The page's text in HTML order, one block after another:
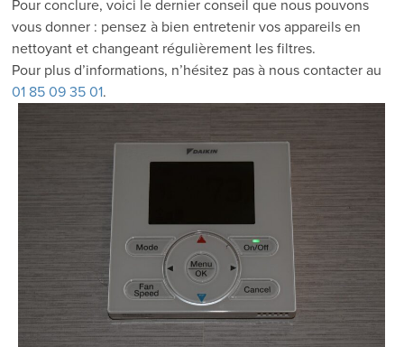
Pour conclure, voici le dernier conseil que nous pouvons
vous donner : pensez à bien entretenir vos appareils en
nettoyant et changeant régulièrement les filtres.
Pour plus d’informations, n’hésitez pas à nous contacter au
01 85 09 35 01.